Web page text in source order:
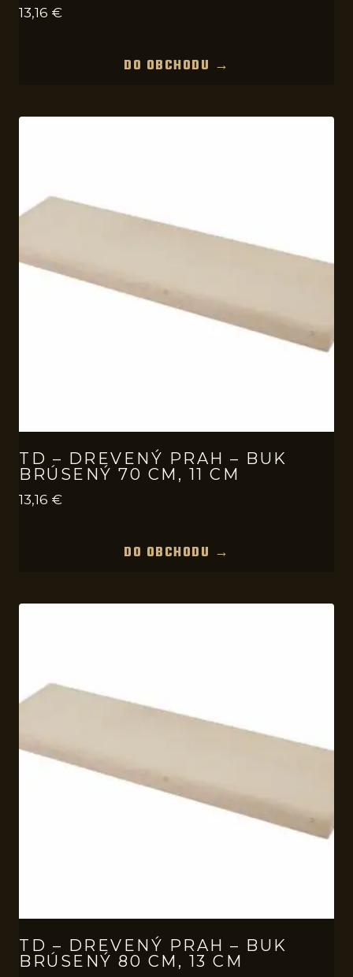
13,16 €
DO OBCHODU →
TD – DREVENÝ PRAH – BUK
BRÚSENÝ 70 CM, 11 CM
13,16 €
DO OBCHODU →
TD – DREVENÝ PRAH – BUK
BRÚSENÝ 80 CM, 13 CM